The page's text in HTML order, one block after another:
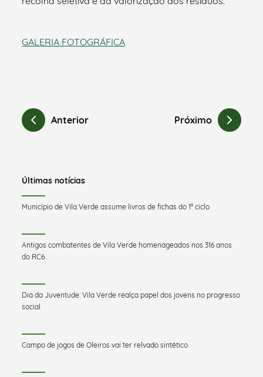
GALERIA FOTOGRÁFICA
Anterior Próximo
Últimas notícias
Município de Vila Verde assume livros de fichas do 1º ciclo
Antigos combatentes de Vila Verde homenageados nos 316 anos
do RC6
Dia da Juventude: Vila Verde realça papel dos jovens no progresso
social
Campo de jogos de Oleiros vai ter relvado sintético